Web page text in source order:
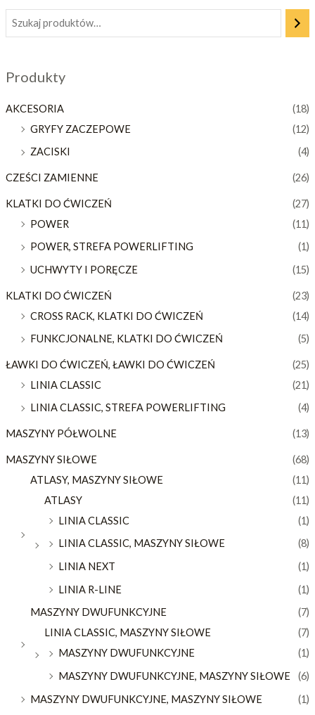
Produkty
AKCESORIA
(18)
GRYFY ZACZEPOWE
(12)
ZACISKI
(4)
CZEŚCI ZAMIENNE (26)
KLATKI DO ĆWICZEŃ
(27)
POWER
(11)
POWER, STREFA POWERLIFTING
(1)
UCHWYTY I PORĘCZE
(15)
KLATKI DO ĆWICZEŃ
(23)
CROSS RACK, KLATKI DO ĆWICZEŃ
(14)
FUNKCJONALNE, KLATKI DO ĆWICZEŃ
(5)
ŁAWKI DO ĆWICZEŃ, ŁAWKI DO ĆWICZEŃ
(25)
LINIA CLASSIC
(21)
LINIA CLASSIC, STREFA POWERLIFTING
(4)
MASZYNY PÓŁWOLNE (13)
MASZYNY SIŁOWE
(68)
ATLASY, MASZYNY SIŁOWE
(11)
ATLASY
(11)
LINIA CLASSIC
(1)
LINIA CLASSIC, MASZYNY SIŁOWE
(8)
LINIA NEXT
(1)
LINIA R-LINE
(1)
MASZYNY DWUFUNKCYJNE
(7)
LINIA CLASSIC, MASZYNY SIŁOWE
(7)
MASZYNY DWUFUNKCYJNE
(1)
MASZYNY DWUFUNKCYJNE, MASZYNY SIŁOWE
(6)
MASZYNY DWUFUNKCYJNE, MASZYNY SIŁOWE
(1)